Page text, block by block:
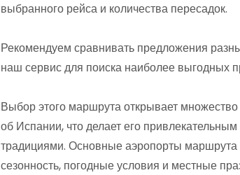
выбранного рейса и количества пересадок.
Рекомендуем сравнивать предложения
наш сервис для поиска наиболее выгодных
Выбор этого маршрута открывает
об Испании, что делает его
традициями. Основные аэропорты
сезонность, погодные условия и местные